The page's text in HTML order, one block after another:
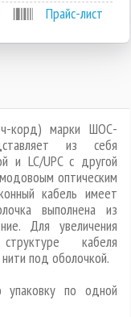
Прайс-лист
корд) марки ШОС-
из себя
и LC/UPC с другой
оптическим
кабель имеет
выполнена из
Для увеличения
кабеля
под оболочкой.
упаковку по одной